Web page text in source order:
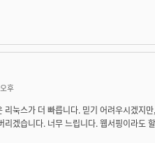
후
눅스가 더 빠릅니다. 믿기 어려우시겠지
겠습니다. 너무 느립니다. 웹서핑이라도